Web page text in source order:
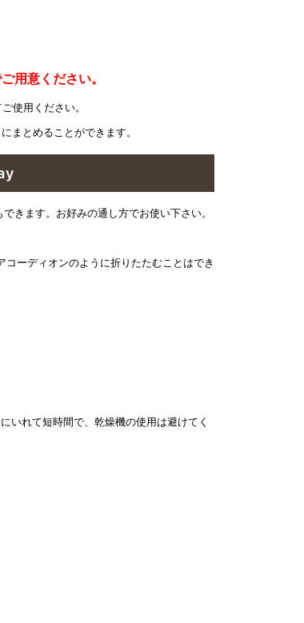
用意ください。
使用ください。
まとめることができます。
きます。お好みの通し方でお使い下さい。
ーディオンのように折りたたむことはでき
いれて短時間で、乾燥機の使用は避けてく